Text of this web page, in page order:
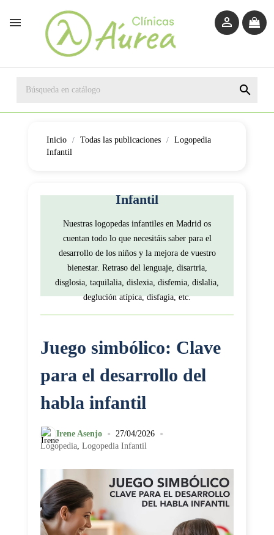
 

Inicio Todas las publicaciones
Logopedia
Infantil
Infantil
Nuestras logopedas infantiles en Madrid os
cuentan todo lo que necesitáis saber para el
desarrollo de los niños y la mejora de vuestro
bienestar. Retraso del lenguaje, disartria,
disglosia, taquilalia, dislexia, disfemia, dislalia,
deglución atípica, disfagia, etc.
Juego simbólico: Clave
para el desarrollo del
habla infantil
Irene Asenjo • 27/04/2026 •
Logopedia, Logopedia Infantil